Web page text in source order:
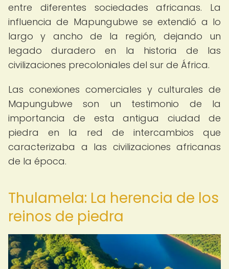
entre diferentes sociedades africanas. La
influencia de Mapungubwe se extendió a lo
largo y ancho de la región, dejando un
legado duradero en la historia de las
civilizaciones precoloniales del sur de África.
Las conexiones comerciales y culturales de
Mapungubwe son un testimonio de la
importancia de esta antigua ciudad de
piedra en la red de intercambios que
caracterizaba a las civilizaciones africanas
de la época.
Thulamela: La herencia de los
reinos de piedra